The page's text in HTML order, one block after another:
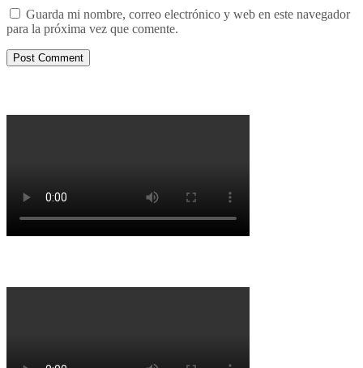
Guarda mi nombre, correo electrónico y web en este navegador
para la próxima vez que comente.